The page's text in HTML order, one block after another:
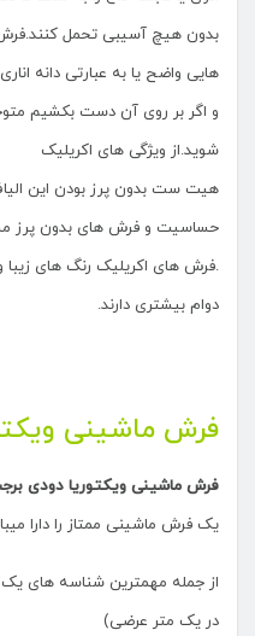
بدون هیچ آسیبی تحمل
هایی واضح یا به عبارتی دانه اناری
و اگر بر روی آن دست بکشیم
شوید.از ویژگی های اکریلیک
هیت ست بدون پرز بودن این
حساسیت و فرش های بدون پرز
.فرش های اکریلیک رنگ های
دوام بیشتری دارند.
فرش ماشینی
فرش ماشینی ویکتوریا دودی برجسته
یک فرش ماشینی ممتاز را دارا
از جمله مهمترین شناسه های
در یک متر عرضی)